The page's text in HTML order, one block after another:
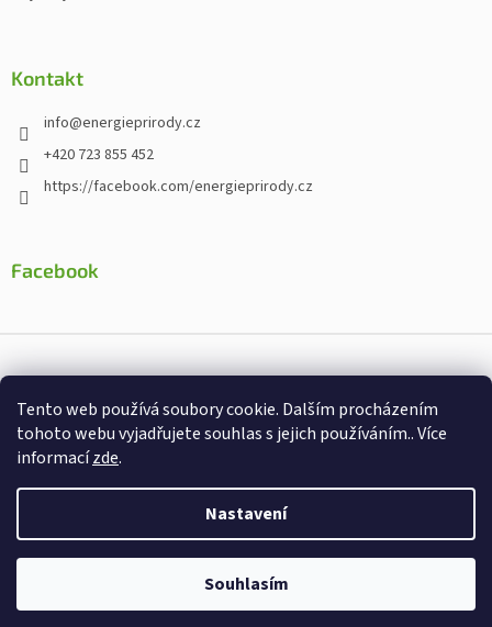
Tento web používá soubory cookie. Dalším procházením
tohoto webu vyjadřujete souhlas s jejich používáním.. Více
informacízde.
Nastavení
Souhlasím
Kontakt
info@energieprirody.cz
+420 723 855 452
https://facebook.com/energieprirody.cz
Facebook
Nakodoval:Štefan Mazáň
doplňky stravy. Všechna práva vyhrazena.